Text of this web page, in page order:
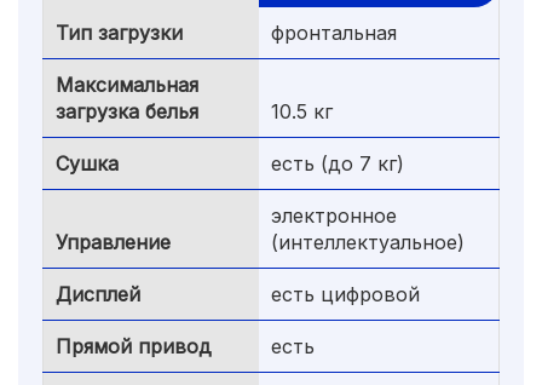
Тип загрузки фронтальная
Максимальная
загрузка белья
10.5 кг
Сушка есть (до 7 кг)
Управление
электронное
(интеллектуальное)
Дисплей есть цифровой
Прямой привод есть